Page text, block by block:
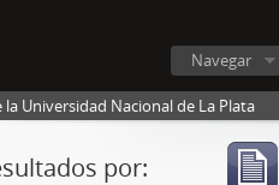
Navegar
la Universidad Nacional de La Plata
por: